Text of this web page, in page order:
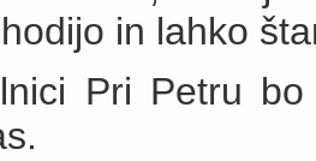
in lahko
Pri Petru